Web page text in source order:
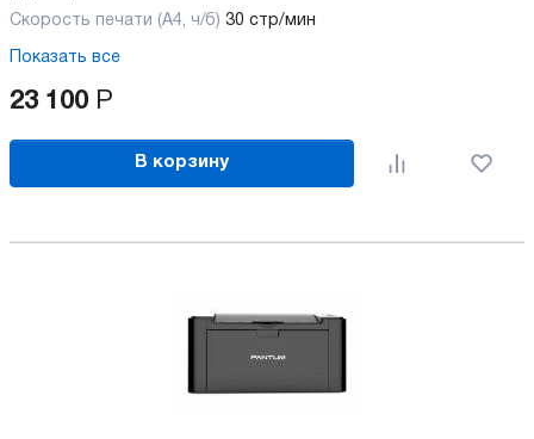
Скорость печати (А4, ч/б) 30 стр/мин
Показать все
23 100 Р
В корзину